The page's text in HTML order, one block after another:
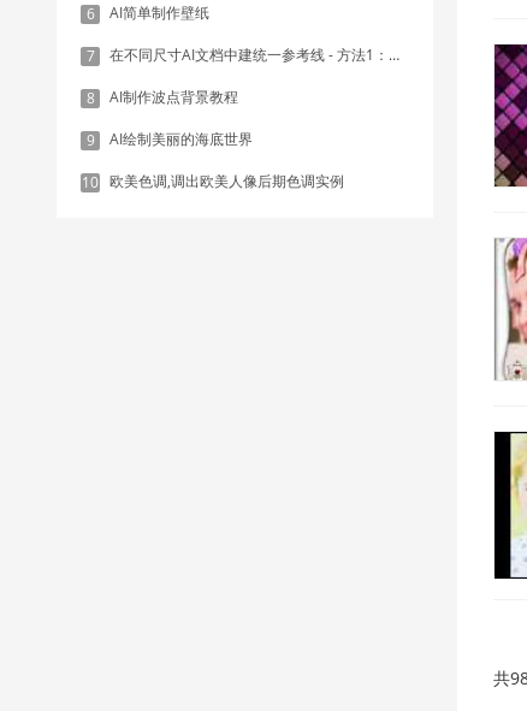
6 AI简单制作壁纸
7 在不同尺寸AI文档中建统一参考线 - 方法1：对齐和分布
8 AI制作波点背景教程
9 AI绘制美丽的海底世界
10 欧美色调,调出欧美人像后期色调实例
共